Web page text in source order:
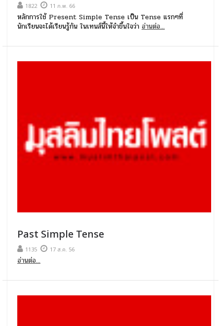
1822 11 ก.พ. 66
หลักการใช้ Present Simple Tense เป็น Tense แรกๆที่
นักเรียนจะได้เรียนรู้กัน ในเทนส์นี้ให้จำขึ้นใจว่า อ่านต่อ...
Past Simple Tense
1135 17 ส.ค. 56
อ่านต่อ...